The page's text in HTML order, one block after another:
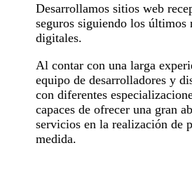
Desarrollamos sitios web
seguros siguiendo los últimos
digitales.
Al contar con una larga
equipo de desarrolladores y
con diferentes
capaces de ofrecer una gran
servicios en la realización de
medida.